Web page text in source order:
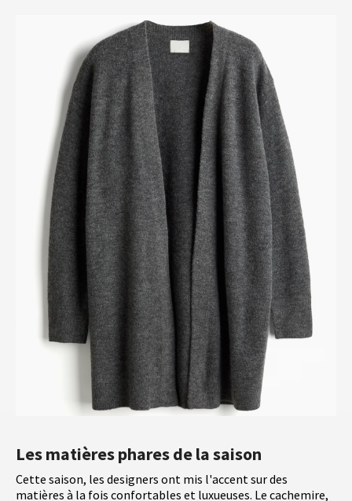
Les matières phares de la saison
Cette saison, les designers ont mis l'accent sur des
matières à la fois confortables et luxueuses. Le cachemire,